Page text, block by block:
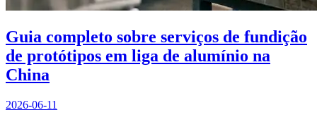
Guia completo sobre serviços de fundição
de protótipos em liga de alumínio na
China
2026-06-11